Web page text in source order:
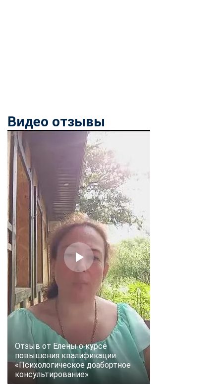
Видео отзывы
Отзыв от Елены о курсе
повышения квалификации
«Психологическое доабортное
консультирование»